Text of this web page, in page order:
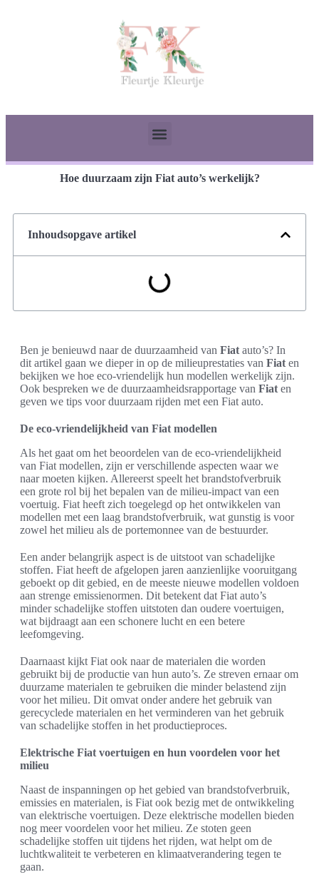
Hoe duurzaam zijn Fiat auto’s werkelijk?
Inhoudsopgave artikel
Ben je benieuwd naar de duurzaamheid van Fiat auto’s? In
dit artikel gaan we dieper in op de milieuprestaties van Fiat en
bekijken we hoe eco-vriendelijk hun modellen werkelijk zijn.
Ook bespreken we de duurzaamheidsrapportage van Fiat en
geven we tips voor duurzaam rijden met een Fiat auto.
De eco-vriendelijkheid van Fiat modellen
Als het gaat om het beoordelen van de eco-vriendelijkheid
van Fiat modellen, zijn er verschillende aspecten waar we
naar moeten kijken. Allereerst speelt het brandstofverbruik
een grote rol bij het bepalen van de milieu-impact van een
voertuig. Fiat heeft zich toegelegd op het ontwikkelen van
modellen met een laag brandstofverbruik, wat gunstig is voor
zowel het milieu als de portemonnee van de bestuurder.
Een ander belangrijk aspect is de uitstoot van schadelijke
stoffen. Fiat heeft de afgelopen jaren aanzienlijke vooruitgang
geboekt op dit gebied, en de meeste nieuwe modellen voldoen
aan strenge emissienormen. Dit betekent dat Fiat auto’s
minder schadelijke stoffen uitstoten dan oudere voertuigen,
wat bijdraagt aan een schonere lucht en een betere
leefomgeving.
Daarnaast kijkt Fiat ook naar de materialen die worden
gebruikt bij de productie van hun auto’s. Ze streven ernaar om
duurzame materialen te gebruiken die minder belastend zijn
voor het milieu. Dit omvat onder andere het gebruik van
gerecyclede materialen en het verminderen van het gebruik
van schadelijke stoffen in het productieproces.
Elektrische Fiat voertuigen en hun voordelen voor het
milieu
Naast de inspanningen op het gebied van brandstofverbruik,
emissies en materialen, is Fiat ook bezig met de ontwikkeling
van elektrische voertuigen. Deze elektrische modellen bieden
nog meer voordelen voor het milieu. Ze stoten geen
schadelijke stoffen uit tijdens het rijden, wat helpt om de
luchtkwaliteit te verbeteren en klimaatverandering tegen te
gaan.